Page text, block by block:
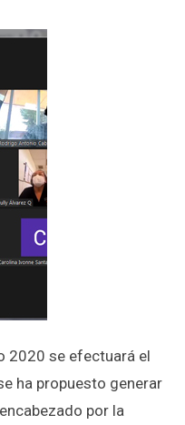
2020 se efectuará el
ha propuesto generar
por la